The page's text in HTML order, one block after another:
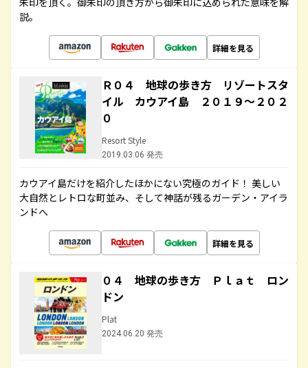
説。
詳細を見る
Ｒ０４ 地球の歩き方 リゾートスタ
イル カウアイ島 ２０１９～２０２
０
Resort Style
2019.03.06 発売
カウアイ島だけを紹介したほかにない究極のガイド！ 美しい
大自然とレトロな町並み、そして神話が残るガーデン・アイラ
ンドへ
詳細を見る
０４ 地球の歩き方 Ｐｌａｔ ロン
ドン
Plat
2024.06.20 発売